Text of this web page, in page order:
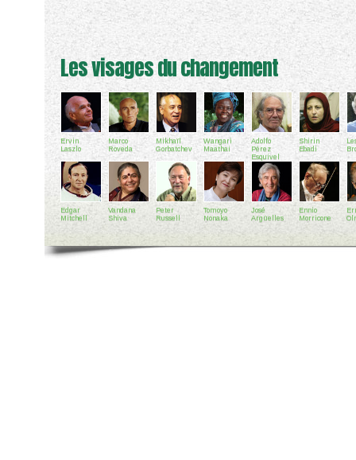
Les visages du changement
Ervin
Laszlo
Marco
Roveda
Mikhaïl
Gorbatchev
Wangari
Maathai
Adolfo
Pérez
Esquivel
Shirin
Ebadi
Edgar
Mitchell
Vandana
Shiva
Peter
Russell
Tomoyo
Nonaka
José
Argüelles
Ennio
Morricone